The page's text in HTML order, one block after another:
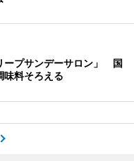
ープサンデーサロン」 国
味料そろえる